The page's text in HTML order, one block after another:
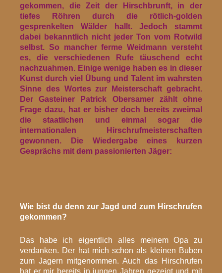
gekommen, die Zeit der Hirschbrunft, in der
tiefes Röhren durch die rötlich-golden
gesprenkelten Wälder hallt. Jedoch stammt
dabei bekanntlich nicht jeder Ton vom Rotwild
selbst. So mancher ferme Weidmann versteht
es, die verschiedenen Rufe täuschend echt
nachzuahmen. Einige wenige haben es in dieser
Kunst durch viel Übung und Talent im wahrsten
Sinne des Wortes zur Meisterschaft gebracht.
Der Gasteiner Patrick Obersamer zählt ohne
Frage dazu, hat er bisher doch bereits zweimal
die staatlichen und einmal sogar die
internationalen Hirschrufmeisterschaften
gewonnen. Die Wiedergabe eines kurzen
Gesprächs mit dem passionierten Jäger:
Wie bist du denn zur Jagd und zum Hirschrufen
gekommen?
Das habe ich eigentlich alles meinem Opa zu
verdanken. Der hat mich schon als kleinen Buben
zum Jagern mitgenommen. Auch das Hirschrufen
hat er mir bereits in jungen Jahren gezeigt und mit